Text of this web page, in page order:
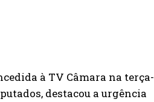
à TV Câmara na terça-
destacou a urgência